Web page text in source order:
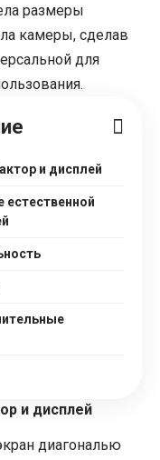
размеры
камеры, сделав
для
и дисплей
естественной
и дисплей
диагональю